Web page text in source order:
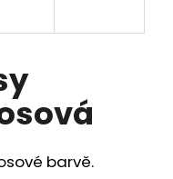
barvě.